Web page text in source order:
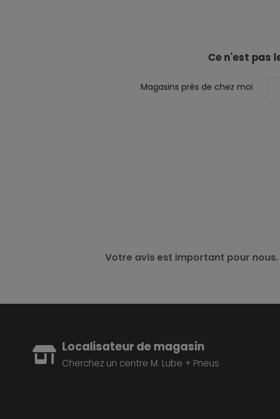
Ce n'est pas
Magasins près de chez moi
Votre avis est important pour nous.
Localisateur de magasin
Cherchez un centre M. Lube + Pneus